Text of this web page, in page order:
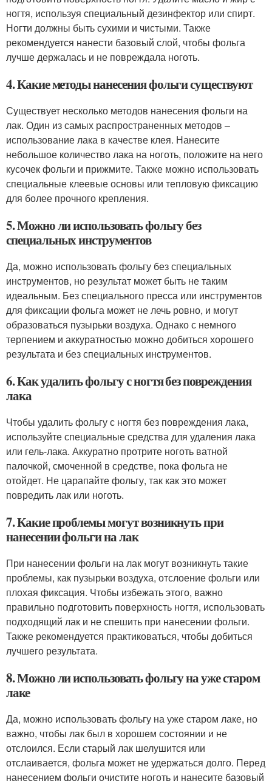
ногтя, используя специальный дезинфектор или спирт.
Ногти должны быть сухими и чистыми. Также
рекомендуется нанести базовый слой, чтобы фольга
лучше держалась и не повреждала ноготь.
4. Какие методы нанесения фольги существуют
Существует несколько методов нанесения фольги на
лак. Один из самых распространенных методов –
использование лака в качестве клея. Нанесите
небольшое количество лака на ноготь, положите на него
кусочек фольги и прижмите. Также можно использовать
специальные клеевые основы или тепловую фиксацию
для более прочного крепления.
5. Можно ли использовать фольгу без
специальных инструментов
Да, можно использовать фольгу без специальных
инструментов, но результат может быть не таким
идеальным. Без специального пресса или инструментов
для фиксации фольга может не лечь ровно, и могут
образоваться пузырьки воздуха. Однако с немного
терпением и аккуратностью можно добиться хорошего
результата и без специальных инструментов.
6. Как удалить фольгу с ногтя без повреждения
лака
Чтобы удалить фольгу с ногтя без повреждения лака,
используйте специальные средства для удаления лака
или гель-лака. Аккуратно протрите ноготь ватной
палочкой, смоченной в средстве, пока фольга не
отойдет. Не царапайте фольгу, так как это может
повредить лак или ноготь.
7. Какие проблемы могут возникнуть при
нанесении фольги на лак
При нанесении фольги на лак могут возникнуть такие
проблемы, как пузырьки воздуха, отслоение фольги или
плохая фиксация. Чтобы избежать этого, важно
правильно подготовить поверхность ногтя, использовать
подходящий лак и не спешить при нанесении фольги.
Также рекомендуется практиковаться, чтобы добиться
лучшего результата.
8. Можно ли использовать фольгу на уже старом
лаке
Да, можно использовать фольгу на уже старом лаке, но
важно, чтобы лак был в хорошем состоянии и не
отслоился. Если старый лак шелушится или
отслаивается, фольга может не удержаться долго. Перед
нанесением фольги очистите ноготь и нанесите базовый